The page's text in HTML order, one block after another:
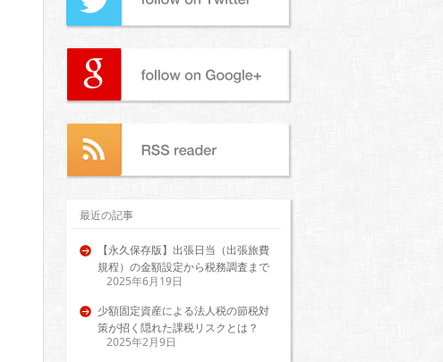
最近の記事
【永久保存版】出張日当（出張旅費
規程）の金額設定から税務調査まで
2025年6月19日
少額固定資産による法人税の節税対
策が招く隠れた課税リスクとは？
2025年2月9日